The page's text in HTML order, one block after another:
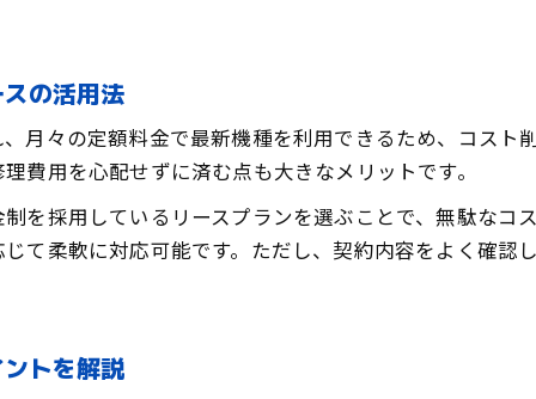
リース活用で業務用コピー機コストを減らす工夫
業務用コピー機導入時に役立つ販売業者選びのコ
業務用コピー機のトータルコスト抑制ポイント
の活用法
月々の定額料金で最新機種を利用できるため、コスト
費用を心配せずに済む点も大きなメリットです。
を採用しているリースプランを選ぶことで、無駄なコ
て柔軟に対応可能です。ただし、契約内容をよく確認
トを解説